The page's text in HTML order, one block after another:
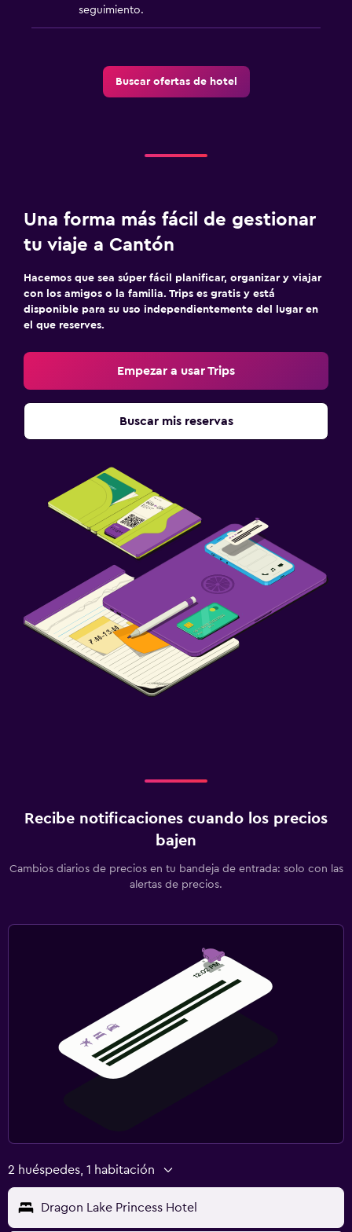
seguimiento.
Buscar ofertas de hotel
Una forma más fácil de gestionar
tu viaje a Cantón
Hacemos que sea súper fácil planificar, organizar y viajar
con los amigos o la familia. Trips es gratis y está
disponible para su uso independientemente del lugar en
el que reserves.
Empezar a usar Trips
Buscar mis reservas
Recibe notificaciones cuando los precios
bajen
Cambios diarios de precios en tu bandeja de entrada: solo con las
alertas de precios.
2 huéspedes, 1 habitación
Dragon Lake Princess Hotel